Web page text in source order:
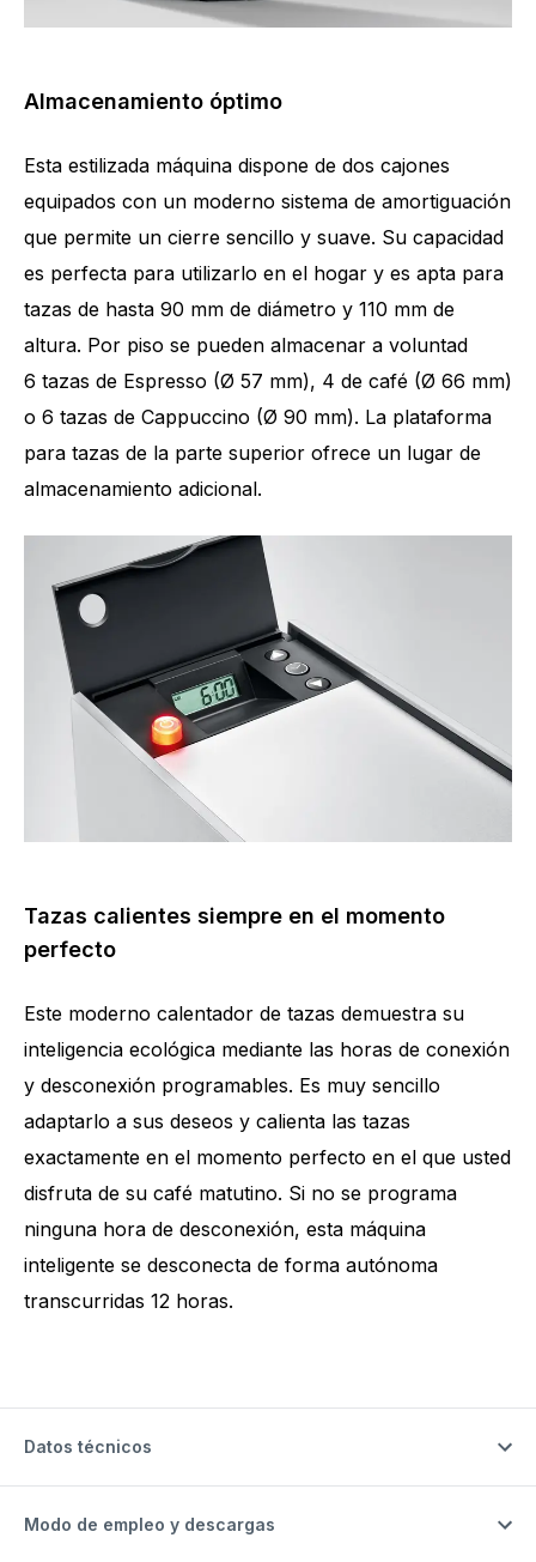
Almacenamiento óptimo
Esta estilizada máquina dispone de dos cajones
equipados con un moderno sistema de amortiguación
que permite un cierre sencillo y suave. Su capacidad
es perfecta para utilizarlo en el hogar y es apta para
tazas de hasta 90 mm de diámetro y 110 mm de
altura. Por piso se pueden almacenar a voluntad
6 tazas de Espresso (Ø 57 mm), 4 de café (Ø 66 mm)
o 6 tazas de Cappuccino (Ø 90 mm). La plataforma
para tazas de la parte superior ofrece un lugar de
almacenamiento adicional.
Tazas calientes siempre en el momento
perfecto
Este moderno calentador de tazas demuestra su
inteligencia ecológica mediante las horas de conexión
y desconexión programables. Es muy sencillo
adaptarlo a sus deseos y calienta las tazas
exactamente en el momento perfecto en el que usted
disfruta de su café matutino. Si no se programa
ninguna hora de desconexión, esta máquina
inteligente se desconecta de forma autónoma
transcurridas 12 horas.
Datos técnicos
Modo de empleo y descargas